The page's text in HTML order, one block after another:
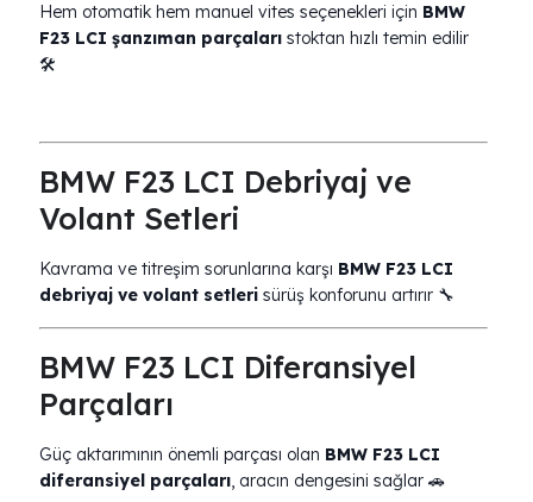
Hem otomatik hem manuel vites seçenekleri için BMW
F23 LCI şanzıman parçaları stoktan hızlı temin edilir
🛠️
BMW F23 LCI Debriyaj ve
Volant Setleri
Kavrama ve titreşim sorunlarına karşı BMW F23 LCI
debriyaj ve volant setleri sürüş konforunu artırır 🔧
BMW F23 LCI Diferansiyel
Parçaları
Güç aktarımının önemli parçası olan BMW F23 LCI
diferansiyel parçaları, aracın dengesini sağlar 🚗